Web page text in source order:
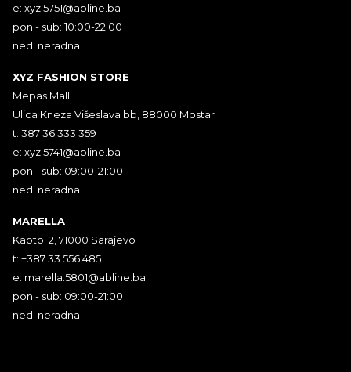
e: xyz.5751@abline.ba
pon - sub: 10:00-22:00
ned: neradna
XYZ FASHION STORE
Mepas Mall
Ulica Kneza Višeslava bb, 88000 Mostar
t: 387 36 333 359
e: xyz.5741@abline.ba
pon - sub: 09:00-21:00
ned: neradna
MARELLA
Kaptol 2, 71000 Sarajevo
t: +387 33 556 485
e: marella.5801@abline.ba
pon - sub: 09:00-21:00
ned: neradna